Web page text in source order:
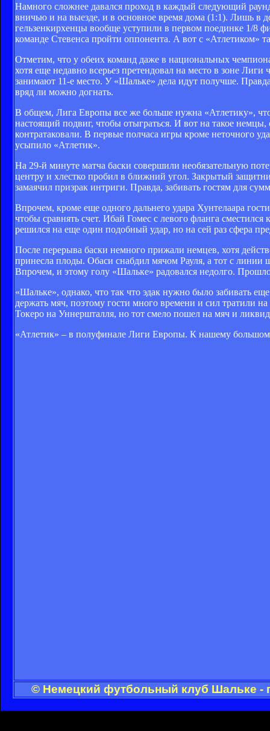
Намного сложнее давался проход в каждый следующий
вничью и на выезде, и в основное время дома (1:1). Лишь в
гельзенкирхенцы вообще уступили в первом поединке 1/8
команде Стевенса пройти оппонента. А вот с «Атлетиком»
Отметим, что у обеих команд даже в национальных
хотя еще недавно всерьез претендовал на место в зоне
занимают 11-е место. У «Шальке» дела идут получше.
вряд ли можно догнать.
В общем, Лига Европы все же больше нужна «Атлетику»,
настоящий подвиг, чтобы отыграться. И вот на такое немцы,
контратаковали. В первые полчаса игры кроме неточного
усыпило «Атлетик».
На 29-й минуте матча баски совершили необязательную
центру и хлестко пробил в ближний угол. Закрытый
замаячил призрак интриги. Правда, забивать гостям для
Впрочем, кроме еще одного дальнего удара Хунтелаара
чтобы сравнять счет. Ибай Гомес с левого фланга
решился на еще один подобный удар, но на сей раз сфера
После перерыва баски немного прижали немцев, хотя
принесла плоды. Обаси снабдил мячом Рауля, а тот с
Впрочем, и этому голу «Шальке» радовался недолго.
«Шальке», однако, что так что эдак нужно было забивать
держать мяч, поэтому гости много времени и сил тратили
Токеро на Уннершталля, но тот смело пошел на мяч и
«Атлетик» – в полуфинале Лиги Европы. К нашему
© Немецкий футбольный клуб Шальке -